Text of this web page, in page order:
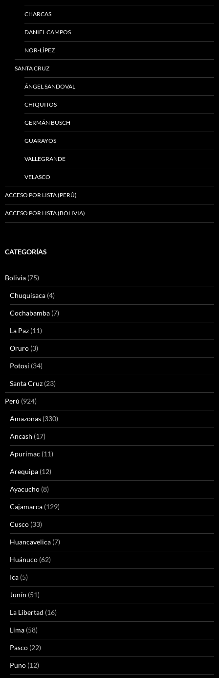
CHARCAS
DANIEL CAMPOS
NOR-LÍPEZ
SANTA CRUZ
ÁNGEL SANDOVAL
CHIQUITOS
GERMÁN BUSCH
GUARAYOS
VALLEGRANDE
VELASCO
ACCESO POR LISTA (PERÚ)
ACCESO POR LISTA (BOLIVIA)
CATEGORÍAS
Bolivia (75)
Chuquisaca (4)
Cochabamba (7)
La Paz (11)
Oruro (3)
Potosí (34)
Santa Cruz (23)
Perú (924)
Amazonas (330)
Ancash (17)
Apurimac (11)
Arequipa (12)
Ayacucho (8)
Cajamarca (129)
Cusco (33)
Huancavelica (7)
Huánuco (62)
Ica (5)
Junín (51)
La Libertad (16)
Lima (58)
Pasco (22)
Puno (12)